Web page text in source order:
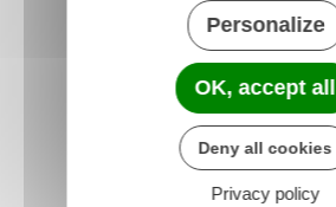
utilisés pour établir
cette estimation). Ce
montant doit être
précédé de la mention
Montant estimé des
dépenses annuelles
d'énergie pour un usage
Personalize
OK, accept all
Deny all cookies
Privacy policy